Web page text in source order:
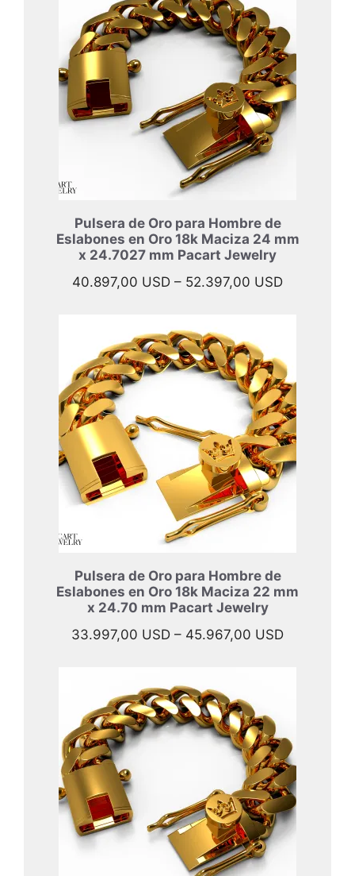
hasta
57.997,00
Pulsera de Oro para Hombre de
Eslabones en Oro 18k Maciza 24 mm
x 24.7027 mm Pacart Jewelry
40.897,00 USD – 52.397,00 USDRango
40.897,00
hasta
52.397,00
Pulsera de Oro para Hombre de
Eslabones en Oro 18k Maciza 22 mm
x 24.70 mm Pacart Jewelry
33.997,00 USD – 45.967,00 USDRango
45.967,00